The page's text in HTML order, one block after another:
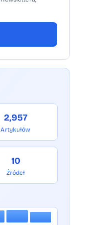
2,957
Artykułów
10
Źródeł